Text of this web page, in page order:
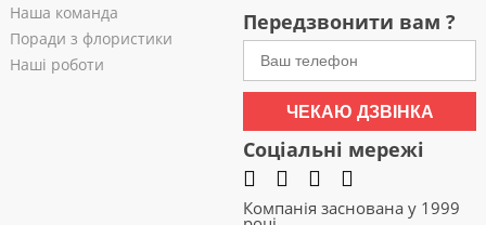
Наша команда
Поради з флористики
Наші роботи
Передзвонити вам ?
ЧЕКАЮ ДЗВІНКА
Соціальні мережі
Компанія заснована у 1999